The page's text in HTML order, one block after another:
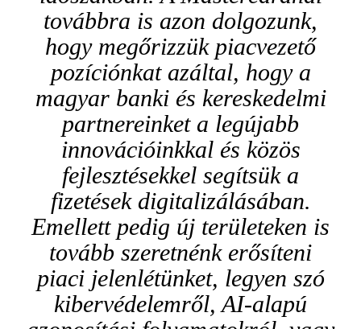
továbbra is azon dolgozunk,
hogy megőrizzük piacvezető
pozíciónkat azáltal, hogy a
magyar banki és kereskedelmi
partnereinket a legújabb
innovációinkkal és közös
fejlesztésekkel segítsük a
fizetések digitalizálásában.
Emellett pedig új területeken is
tovább szeretnénk erősíteni
piaci jelenlétünket, legyen szó
kibervédelemről, AI-alapú